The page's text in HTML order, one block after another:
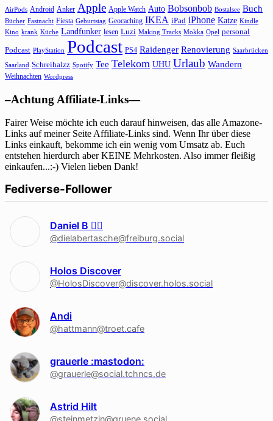
AirPods Android Anker Apple Apple Watch Auto Bobsonbob Bostalsee Buch
Bücher Fastnacht Fiesta Geburtstag Geocaching IKEA iPad iPhone Katze Kindle
Kino krank Küche Landfunker lesen Luzi Making Tracks Mokka Opel personal
Podcast PlayStation Podcast PS4 Raidenger Renovierung Saarbrücken
Saarland Schreihalzz Spotify Tee Telekom UHU Urlaub Wandern
Weihnachten Wordpress
–Achtung Affiliate-Links—
Fairer Weise möchte ich euch darauf hinweisen, das alle Amazone-
Links auf meiner Seite Affiliate-Links sind. Wenn Ihr über diese
Links einkauft, bekomme ich ein wenig vom Umsatz ab. Euch
entstehen hierdurch aber KEINE Mehrkosten. Also immer fleißig
einkaufen...:-) Vielen lieben Dank!
Fediverse-Follower
Daniel B 🏳‍🌈
@dielabertasche@freiburg.social
Holos Discover
@HolosDiscover@discover.holos.social
Andi
@hattmann@troet.cafe
grauerle :mastodon:
@grauerle@social.tchncs.de
Astrid Hilt